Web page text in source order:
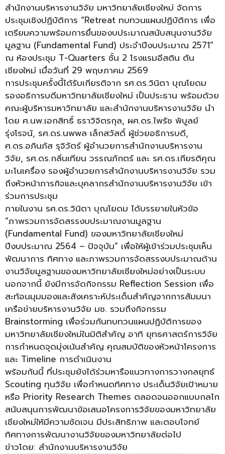
สำนักงานบริหารงานวิจัย มหาวิทยาลัยเชียงใหม่ จัดการ
ประชุมเชิงปฏิบัติการ “Retreat ทบทวนแผนปฏิบัติการ เพื่อ
เตรียมความพร้อมการยื่นของบประมาณสนับสนุนงานวิจัย
มูลฐาน (Fundamental Fund) ประจำปีงบประมาณ 2571”
ณ ห้องประชุม T-Quarters ชั้น 2 โรงแรมอีสติน ตัน
เชียงใหม่ เมื่อวันที่ 29 พฤษภาคม 2569
การประชุมครั้งนี้ได้รับเกียรติจาก รศ.ดร.วินิตา บุณโยดม
รองอธิการบดีมหาวิทยาลัยเชียงใหม่ เป็นประธาน พร้อมด้วย
คณะผู้บริหารมหาวิทยาลัย และสำนักงานบริหารงานวิจัย นำ
โดย ศ.นพ.เอกสิทธิ์ ธราวิจิตรกุล, ผศ.ดร.ไพรัช พิบูลย์
รุ่งโรจน์, รศ.ดร.นพพล เล็กสวัสดิ์ ผู้ช่วยอธิการบดี,
ศ.ดร.อภินภัส รุจิวัตร์ ผู้อำนวยการสำนักงานบริหารงาน
วิจัย, รศ.ดร.กลิ่นเทียน วรรณภักตร์ และ รศ.ดร.เกียรติคุณ
มะโนเครื่อง รองผู้อำนวยการสำนักงานบริหารงานวิจัย รวม
ถึงหัวหน้าภารกิจและบุคลากรสำนักงานบริหารงานวิจัย เข้า
ร่วมการประชุม
ภายในงาน รศ.ดร.วินิตา บุณโยดม ได้บรรยายในหัวข้อ
“ภาพรวมการจัดสรรงบประมาณงานมูลฐาน
(Fundamental Fund) ของมหาวิทยาลัยเชียงใหม่
ปีงบประมาณ 2564 – ปัจจุบัน” เพื่อให้ผู้เข้าร่วมประชุมเห็น
พัฒนาการ ทิศทาง และภาพรวมการจัดสรรงบประมาณด้าน
งานวิจัยมูลฐานของมหาวิทยาลัยเชียงใหม่อย่างเป็นระบบ
นอกจากนี้ ยังมีการจัดกิจกรรม Reflection Session เพื่อ
สะท้อนมุมมองและสังเคราะห์ประเด็นสำคัญจากการสัมมนา
เครือข่ายบริหารงานวิจัย มช. รวมถึงกิจกรรม
Brainstorming เพื่อร่วมกันทบทวนแผนปฏิบัติการของ
มหาวิทยาลัยเชียงใหม่ในมิติสำคัญ อาทิ ยุทธศาสตร์การวิจัย
การกำหนดจุดมุ่งเน้นสำคัญ คุณสมบัติของหัวหน้าโครงการ
และ Timeline การดำเนินงาน
พร้อมกันนี้ ที่ประชุมยังได้ร่วมหารือแนวทางการวางกลยุทธ์
Scouting ทุนวิจัย เพื่อกำหนดทิศทาง ประเด็นวิจัยเป้าหมาย
หรือ Priority Research Themes ตลอดจนออกแบบกลไก
สนับสนุนการพัฒนาข้อเสนอโครงการวิจัยของมหาวิทยาลัย
เชียงใหม่ให้มีความชัดเจน มีประสิทธิภาพ และตอบโจทย์
ทิศทางการพัฒนางานวิจัยของมหาวิทยาลัยต่อไป
ข่าวโดย: สำนักงานบริหารงานวิจัย